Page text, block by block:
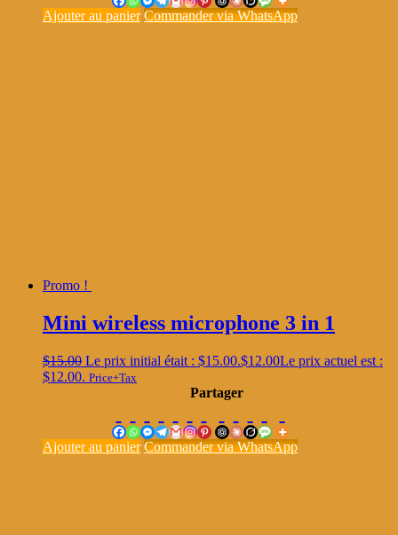
Ajouter au panier Commander via WhatsApp
Promo !
Mini wireless microphone 3 in 1
$15.00 Le prix initial était : $15.00.$12.00Le prix actuel est :
$12.00. Price+Tax
Partager
Ajouter au panier Commander via WhatsApp